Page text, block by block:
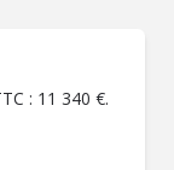
: 11 340 €.